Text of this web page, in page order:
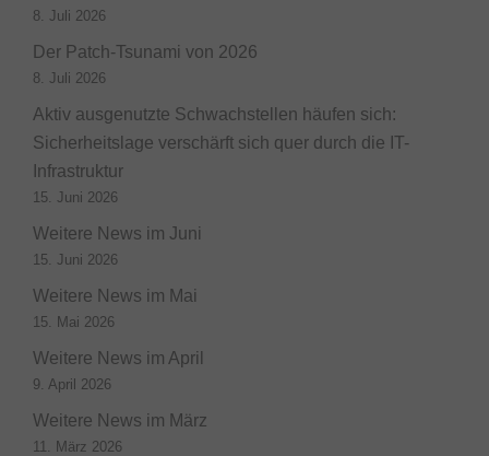
8. Juli 2026
Der Patch-Tsunami von 2026
8. Juli 2026
Aktiv ausgenutzte Schwachstellen häufen sich:
Sicherheitslage verschärft sich quer durch die IT-
Infrastruktur
15. Juni 2026
Weitere News im Juni
15. Juni 2026
Weitere News im Mai
15. Mai 2026
Weitere News im April
9. April 2026
Weitere News im März
11. März 2026